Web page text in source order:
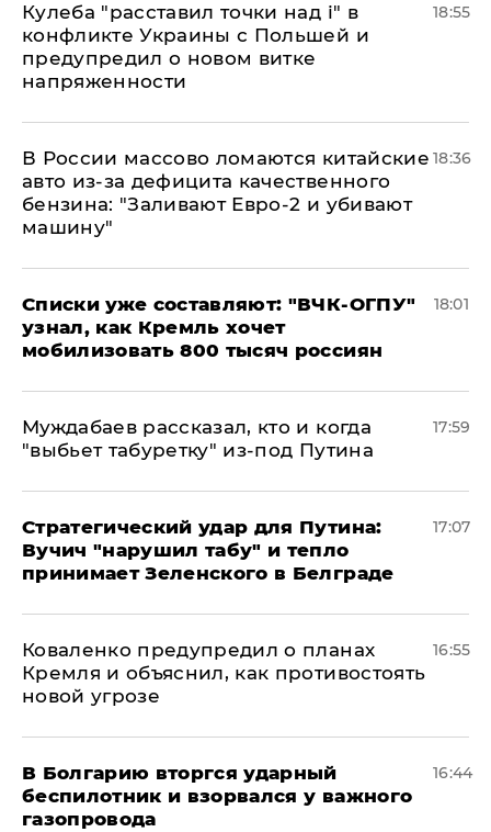
Кулеба "расставил точки над і" в
конфликте Украины с Польшей и
предупредил о новом витке
напряженности
18:55
В России массово ломаются китайские
авто из-за дефицита качественного
бензина: "Заливают Евро-2 и убивают
машину"
18:36
Списки уже составляют: "ВЧК-ОГПУ"
узнал, как Кремль хочет
мобилизовать 800 тысяч россиян
18:01
Муждабаев рассказал, кто и когда
"выбьет табуретку" из-под Путина
17:59
Стратегический удар для Путина:
Вучич "нарушил табу" и тепло
принимает Зеленского в Белграде
17:07
Коваленко предупредил о планах
Кремля и объяснил, как противостоять
новой угрозе
16:55
В Болгарию вторгся ударный
беспилотник и взорвался у важного
газопровода
16:44